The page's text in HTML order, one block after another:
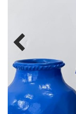
MODA
GRIFE
MODA
INFANTIL
MODA
INTIMA